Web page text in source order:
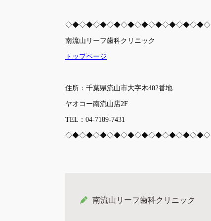
◇◆◇◆◇◆◇◆◇◆◇◆◇◆◇◆◇◆◇◆◇
南流山リーフ歯科クリニック
トップページ
住所：千葉県流山市大字木402番地
ヤオコー南流山店2F
TEL：04-7189-7431
◇◆◇◆◇◆◇◆◇◆◇◆◇◆◇◆◇◆◇◆◇
南流山リーフ歯科クリニック